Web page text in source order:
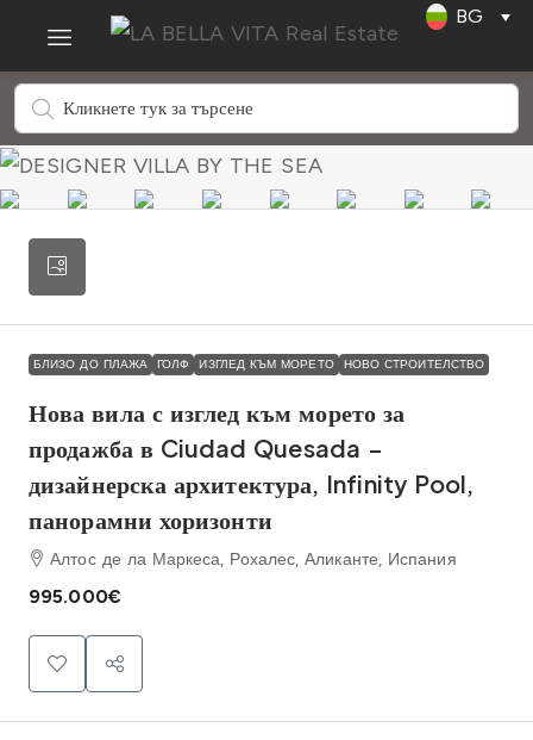
BG
БЛИЗО ДО ПЛАЖА ГОЛФ ИЗГЛЕД КЪМ МОРЕТО НОВО СТРОИТЕЛСТВО
Нова вила с изглед към морето за
продажба в Ciudad Quesada –
дизайнерска архитектура, Infinity Pool,
панорамни хоризонти
Алтос де ла Маркеса, Рохалес, Аликанте, Испания
995.000€